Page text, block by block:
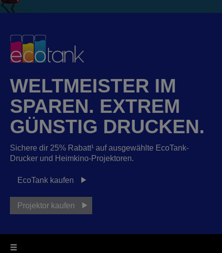
WELTMEISTER IM
SPAREN. EXTREM
GÜNSTIG DRUCKEN.
Sichere dir 25% Rabatt¹ auf ausgewählte EcoTank-
Drucker und Heimkino-Projektoren.
EcoTank kaufen
Projektor kaufen